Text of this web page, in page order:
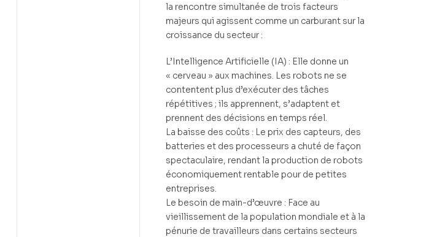
la rencontre simultanée de trois facteurs
majeurs qui agissent comme un carburant sur la
croissance du secteur :
L’Intelligence Artificielle (IA) : Elle donne un
« cerveau » aux machines. Les robots ne se
contentent plus d’exécuter des tâches
répétitives ; ils apprennent, s’adaptent et
prennent des décisions en temps réel.
La baisse des coûts : Le prix des capteurs, des
batteries et des processeurs a chuté de façon
spectaculaire, rendant la production de robots
économiquement rentable pour de petites
entreprises.
Le besoin de main-d’œuvre : Face au
vieillissement de la population mondiale et à la
pénurie de travailleurs dans certains secteurs